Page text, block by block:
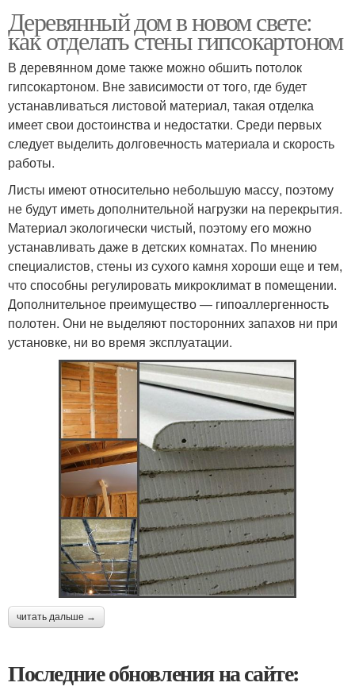
Деревянный дом в новом свете:
как отделать стены гипсокартоном
В деревянном доме также можно обшить потолок
гипсокартоном. Вне зависимости от того, где будет
устанавливаться листовой материал, такая отделка
имеет свои достоинства и недостатки. Среди первых
следует выделить долговечность материала и скорость
работы.
Листы имеют относительно небольшую массу, поэтому
не будут иметь дополнительной нагрузки на перекрытия.
Материал экологически чистый, поэтому его можно
устанавливать даже в детских комнатах. По мнению
специалистов, стены из сухого камня хороши еще и тем,
что способны регулировать микроклимат в помещении.
Дополнительное преимущество — гипоаллергенность
полотен. Они не выделяют посторонних запахов ни при
установке, ни во время эксплуатации.
читать дальше →
Последние обновления на сайте: